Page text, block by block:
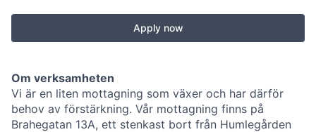
Apply now
Om verksamheten
Vi är en liten mottagning som växer och har därför
behov av förstärkning. Vår mottagning finns på
Brahegatan 13A, ett stenkast bort från Humlegården